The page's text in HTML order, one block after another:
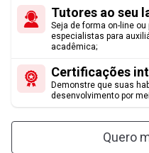
10 Esporte
Projeto
3º SEMESTRE
12 Fisiologia
Tutores ao seu
Seja de forma on-line
especialistas para
acadêmica;
Certificações
Demonstre que suas
desenvolvimento por
Quero